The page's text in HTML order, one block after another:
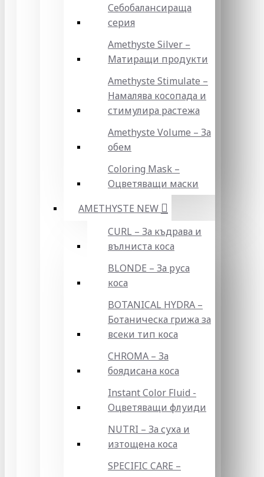
Себобалансираща
серия
Amethyste Silver –
Матиращи продукти
Amethyste Stimulate –
Намалява косопада и
стимулира растежа
Amethyste Volume – За
обем
Coloring Mask –
Оцветяващи маски
AMETHYSTE NEW
CURL – За къдрава и
вълниста коса
BLONDE – За руса
коса
BOTANICAL HYDRA –
Ботаническа грижа за
всеки тип коса
CHROMA – За
боядисана коса
Instant Color Fluid -
Оцветяващи флуиди
NUTRI – За суха и
изтощена коса
SPECIFIC CARE –